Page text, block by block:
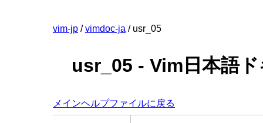
vim-jp /vimdoc-ja / usr_05
usr_05 - Vim日本語
メインヘルプファイルに戻る